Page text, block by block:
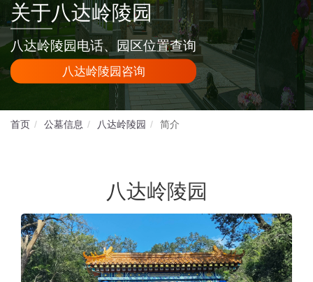
关于八达岭陵园
八达岭陵园电话、园区位置查询
八达岭陵园咨询
首页 公墓信息 八达岭陵园 简介
八达岭陵园